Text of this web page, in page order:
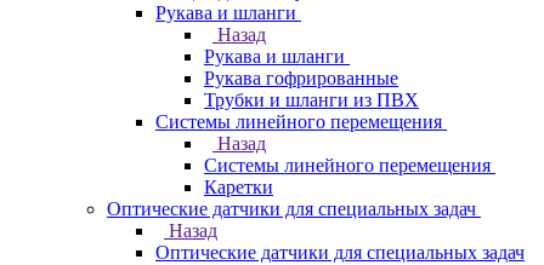
Рукава и шланги
Назад
Рукава и шланги
Рукава гофрированные
Трубки и шланги из ПВХ
Системы линейного перемещения
Назад
Системы линейного перемещения
Каретки
Оптические датчики для специальных задач
Назад
Оптические датчики для специальных задач